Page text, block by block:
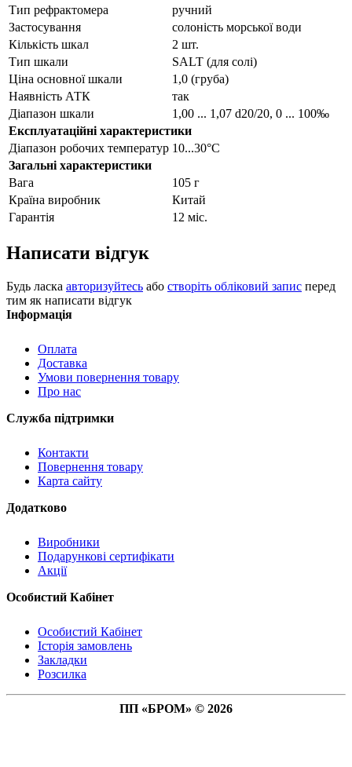
Тип рефрактомера
ручний
Застосування
солоність морської води
Кількість шкал
2 шт.
Тип шкали
SALT (для солі)
Ціна основної шкали
1,0 (груба)
Наявність АТК
так
Діапазон шкали
1,00 ... 1,07 d20/20, 0 ... 100‰
Експлуатаційні характеристики
Діапазон робочих температур 10...30°C
Загальні характеристики
Вага
105 г
Країна виробник
Китай
Гарантія
12 міс.
Написати відгук
Будь ласка авторизуйтесь або створіть обліковий запис перед
тим як написати відгук
Інформація
Оплата
Доставка
Умови повернення товару
Про нас
Служба підтримки
Контакти
Повернення товару
Карта сайту
Додатково
Виробники
Подарункові сертифікати
Акції
Особистий Кабінет
Особистий Кабінет
Історія замовлень
Закладки
Розсилка
ПП «БРОМ» © 2026